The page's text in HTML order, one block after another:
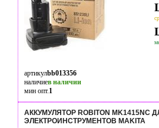
артикулbb013356
наличиев наличии
мин опт.1
АККУМУЛЯТОР ROBITON MK1415NC
ЭЛЕКТРОИНСТРУМЕНТОВ MAKITA